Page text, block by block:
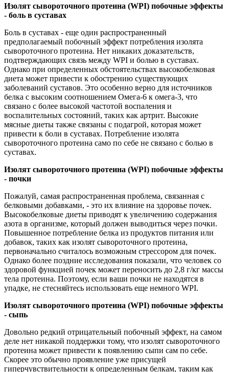
Изолят сывороточного протеина (WPI) побочные эффекты
- боль в суставах
Боль в суставах - еще один распространенный
предполагаемый побочный эффект потребления изолята
сывороточного протеина. Нет никаких доказательств,
подтверждающих связь между WPI и болью в суставах.
Однако при определенных обстоятельствах высокобелковая
диета может привести к обострению существующих
заболеваний суставов. Это особенно верно для источников
белка с высоким соотношением Омега-6 к омега-3, что
связано с более высокой частотой воспаления и
воспалительных состояний, таких как артрит. Высокие
мясные диеты также связаны с подагрой, которая может
привести к боли в суставах. Потребление изолята
сывороточного протеина само по себе не связано с болью в
суставах.
Изолят сывороточного протеина (WPI) побочные эффекты
- почки
Пожалуй, самая распространенная проблема, связанная с
белковыми добавками, - это их влияние на здоровье почек.
Высокобелковые диеты приводят к увеличению содержания
азота в организме, который должен выводиться через почки.
Повышенное потребление белка из продуктов питания или
добавок, таких как изолят сывороточного протеина,
первоначально считалось возможным стрессором для почек.
Однако более поздние исследования показали, что человек со
здоровой функцией почек может переносить до 2,8 г/кг массы
тела протеина. Поэтому, если ваши почки не находятся в
упадке, не стесняйтесь использовать еще немного WPI.
Изолят сывороточного протеина (WPI) побочные эффекты
- сыпь
Довольно редкий отрицательный побочный эффект, на самом
деле нет никакой поддержки тому, что изолят сывороточного
протеина может привести к появлению сыпи сам по себе.
Скорее это обычно проявление уже присущей
гиперчувствительности к определенным белкам, таким как